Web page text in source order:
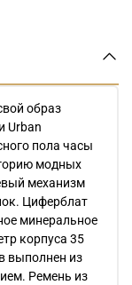
образ
Urban
пола часы
модных
механизм
Циферблат
минеральное
корпуса 35
выполнен из
Ремень из